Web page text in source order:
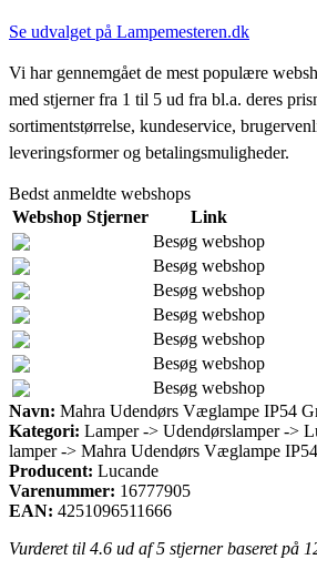
Se udvalget på Lampemesteren.dk
Vi har gennemgået de mest populære
med stjerner fra 1 til 5 ud fra bl.a. deres
sortimentstørrelse, kundeservice,
leveringsformer og betalingsmuligheder.
Bedst anmeldte webshops
Webshop Stjerner
Link
Besøg webshop
Besøg webshop
Besøg webshop
Besøg webshop
Besøg webshop
Besøg webshop
Besøg webshop
Navn: Mahra Udendørs Væglampe IP54
Kategori: Lamper -> Udendørslamper ->
lamper -> Mahra Udendørs Væglampe
Producent: Lucande
Varenummer: 16777905
EAN: 4251096511666
Vurderet til 4.6 ud af 5 stjerner baseret på